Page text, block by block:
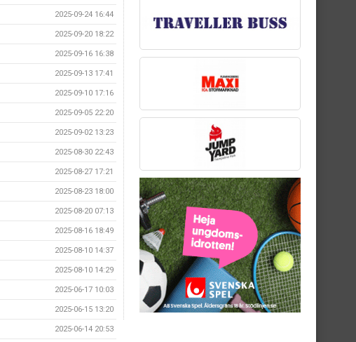
2025-09-24 16:44
2025-09-20 18:22
2025-09-16 16:38
2025-09-13 17:41
2025-09-10 17:16
2025-09-05 22:20
2025-09-02 13:23
2025-08-30 22:43
2025-08-27 17:21
2025-08-23 18:00
2025-08-20 07:13
2025-08-16 18:49
2025-08-10 14:37
2025-08-10 14:29
2025-06-17 10:03
2025-06-15 13:20
2025-06-14 20:53